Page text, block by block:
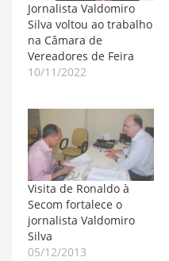
Jornalista Valdomiro
Silva voltou ao trabalho
na Câmara de
Vereadores de Feira
10/11/2022
Visita de Ronaldo à
Secom fortalece o
jornalista Valdomiro
Silva
05/12/2013